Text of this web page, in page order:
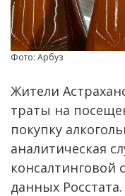
Фото: Арбуз
Жители
траты на
покупку
аналитическая
консалтинговой
данных